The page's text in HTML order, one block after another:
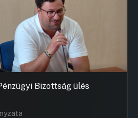
Bizottság ülés